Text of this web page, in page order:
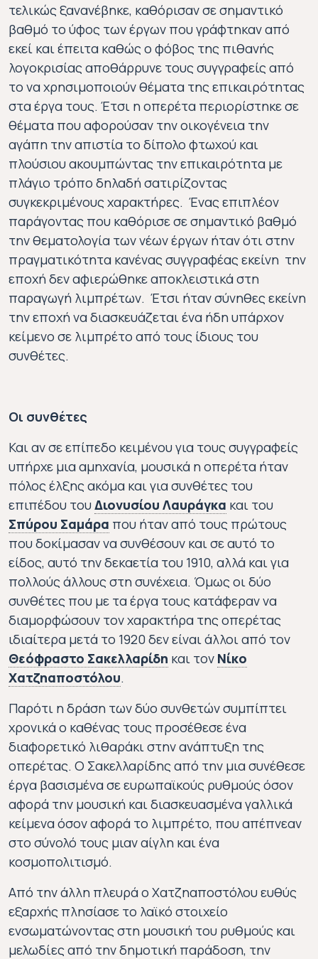
τελικώς ξανανέβηκε, καθόρισαν σε σημαντικό
βαθμό το ύφος των έργων που γράφτηκαν από
εκεί και έπειτα καθώς ο φόβος της πιθανής
λογοκρισίας αποθάρρυνε τους συγγραφείς από
το να χρησιμοποιούν θέματα της επικαιρότητας
στα έργα τους. Έτσι η οπερέτα περιορίστηκε σε
θέματα που αφορούσαν την οικογένεια την
αγάπη την απιστία το δίπολο φτωχού και
πλούσιου ακουμπώντας την επικαιρότητα με
πλάγιο τρόπο δηλαδή σατιρίζοντας
συγκεκριμένους χαρακτήρες. Ένας επιπλέον
παράγοντας που καθόρισε σε σημαντικό βαθμό
την θεματολογία των νέων έργων ήταν ότι στην
πραγματικότητα κανένας συγγραφέας εκείνη την
εποχή δεν αφιερώθηκε αποκλειστικά στη
παραγωγή λιμπρέτων. Έτσι ήταν σύνηθες εκείνη
την εποχή να διασκευάζεται ένα ήδη υπάρχον
κείμενο σε λιμπρέτο από τους ίδιους του
συνθέτες.
Οι συνθέτες
Και αν σε επίπεδο κειμένου για τους συγγραφείς
υπήρχε μια αμηχανία, μουσικά η οπερέτα ήταν
πόλος έλξης ακόμα και για συνθέτες του
επιπέδου του Διονυσίου Λαυράγκα και του
Σπύρου Σαμάρα που ήταν από τους πρώτους
που δοκίμασαν να συνθέσουν και σε αυτό το
είδος, αυτό την δεκαετία του 1910, αλλά και για
πολλούς άλλους στη συνέχεια. Όμως οι δύο
συνθέτες που με τα έργα τους κατάφεραν να
διαμορφώσουν τον χαρακτήρα της οπερέτας
ιδιαίτερα μετά το 1920 δεν είναι άλλοι από τον
Θεόφραστο Σακελλαρίδη και τον Νίκο
Χατζηαποστόλου.
Παρότι η δράση των δύο συνθετών συμπίπτει
χρονικά ο καθένας τους προσέθεσε ένα
διαφορετικό λιθαράκι στην ανάπτυξη της
οπερέτας. Ο Σακελλαρίδης από την μια συνέθεσε
έργα βασισμένα σε ευρωπαϊκούς ρυθμούς όσον
αφορά την μουσική και διασκευασμένα γαλλικά
κείμενα όσον αφορά το λιμπρέτο, που απέπνεαν
στο σύνολό τους μιαν αίγλη και ένα
κοσμοπολιτισμό.
Από την άλλη πλευρά ο Χατζηαποστόλου ευθύς
εξαρχής πλησίασε το λαϊκό στοιχείο
ενσωματώνοντας στη μουσική του ρυθμούς και
μελωδίες από την δημοτική παράδοση, την
Διονύσιος Λαυράγκας
1860-1941
Ο Διονύσιος Λαυράγκας ήταν ο
Επιστρέφει στην Ελλάδα και
Η όπερα Φρόσω του Διονύσιου
Σπυρίδων Σαμάρας
1861-1917
Ο Σπυρίδων Σαμάρας ήταν από τους πιο διάσημους
Θεόφραστος Σακελλαρίδης
1883-1950
Ο Θεόφραστος Σακελλαρίδης γεννήθηκε στην
1884-1941
Το αντίπαλο δέος του Σακελλαρίδη